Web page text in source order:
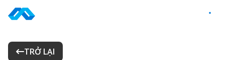
Skip
TRỞ LẠI